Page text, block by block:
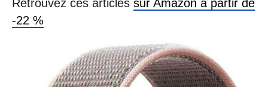
Retrouvez ces articles sur Amazon à partir de
-22 %